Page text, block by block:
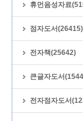
휴먼음성자료
점자도서(26415)
전자책(25642)
큰글자도서
전자점자도서